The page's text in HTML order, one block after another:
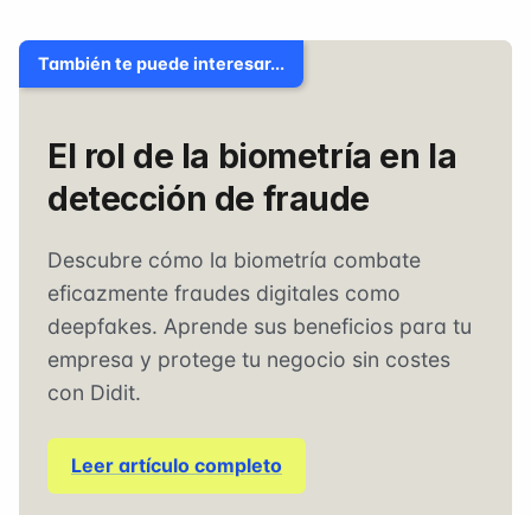
También te puede interesar...
El rol de la biometría en la
detección de fraude
Descubre cómo la biometría combate
eficazmente fraudes digitales como
deepfakes. Aprende sus beneficios para tu
empresa y protege tu negocio sin costes
con Didit.
Leer artículo completo